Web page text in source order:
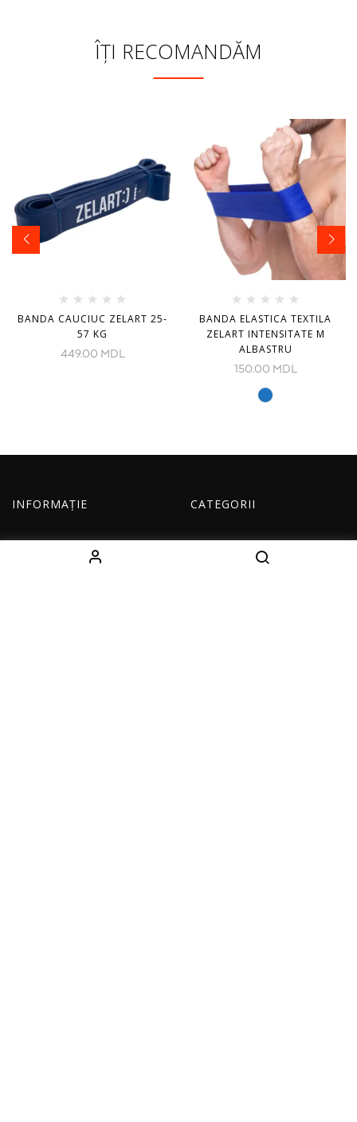
ÎȚI RECOMANDĂM
BANDA CAUCIUC ZELART 25-
57 KG
449.00 MDL
BANDA ELASTICA TEXTILA
ZELART INTENSITATE M
ALBASTRU
150.00 MDL
INFORMAȚIE CATEGORII